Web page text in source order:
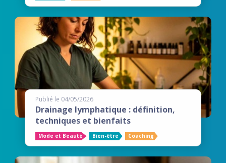
Publié le 04/05/2026
Drainage lymphatique : définition,
techniques et bienfaits
Mode et Beauté Bien-être Coaching